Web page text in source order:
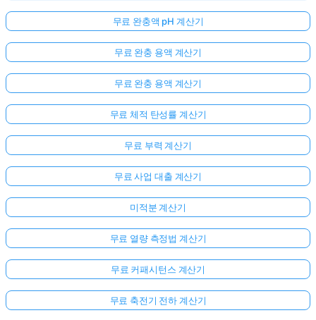
무료 완충액 pH 계산기
무료 완충 용액 계산기
무료 완충 용액 계산기
무료 체적 탄성률 계산기
무료 부력 계산기
무료 사업 대출 계산기
미적분 계산기
무료 열량 측정법 계산기
무료 커패시턴스 계산기
무료 축전기 전하 계산기